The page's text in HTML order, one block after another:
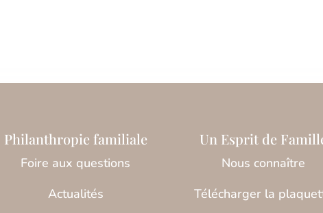
Philanthropie familiale
Foire aux questions
Actualités
Un Esprit de
Nous connaître
Télécharger la